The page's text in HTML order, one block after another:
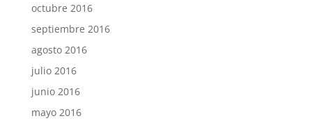
octubre 2016
septiembre 2016
agosto 2016
julio 2016
junio 2016
mayo 2016